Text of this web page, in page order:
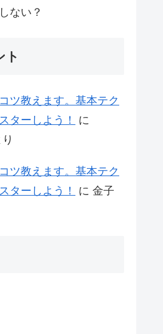
ない？
ト
ツ教えます。基本テク
ターしよう！
に
ツ教えます。基本テク
ターしよう！
に 金子